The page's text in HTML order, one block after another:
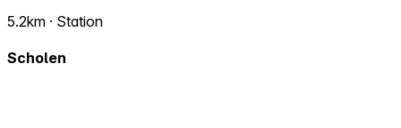
5.2km · Station
Scholen